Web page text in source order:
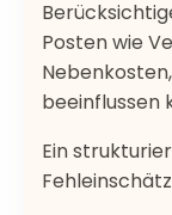
Posten wie
beeinflussen
Ein